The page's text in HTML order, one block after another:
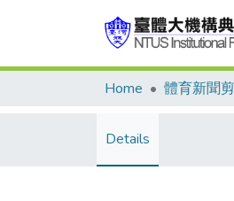
Home 體育新聞
Details